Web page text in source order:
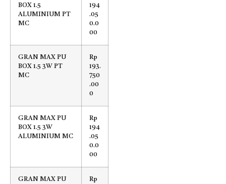
BOX 1.5
ALUMINIUM PT
MC
194
.05
0.0
00
GRAN MAX PU
BOX 1.5 3W PT
MC
Rp
193.
750
.00
0
GRAN MAX PU
BOX 1.5 3W
ALUMINIUM MC
Rp
194
.05
0.0
00
GRAN MAX PU
Rp